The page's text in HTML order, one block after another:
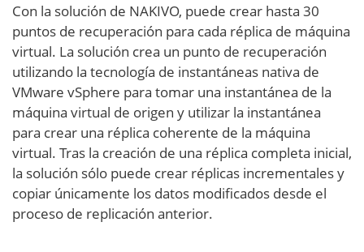
Con la solución de NAKIVO, puede crear hasta 30
puntos de recuperación para cada réplica de máquina
virtual. La solución crea un punto de recuperación
utilizando la tecnología de instantáneas nativa de
VMware vSphere para tomar una instantánea de la
máquina virtual de origen y utilizar la instantánea
para crear una réplica coherente de la máquina
virtual. Tras la creación de una réplica completa inicial,
la solución sólo puede crear réplicas incrementales y
copiar únicamente los datos modificados desde el
proceso de replicación anterior.